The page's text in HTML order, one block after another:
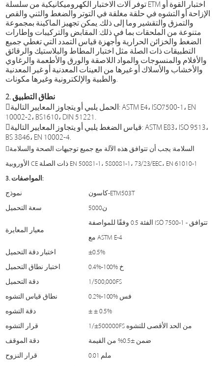
توفر آلات الاختبار الكهروميكانيكية من سلسلة ETM اختبار القوة أو
الإزاحة أو التشوه في حلقة مغلقة في التوتر والضغط والثني والقص
والتمزق والتقشير وما إلى ذلك. يمكن تجهيز الماكينة بمجموعة
متنوعة من الملحقات بما في ذلك: المقابض والتركيبات وإطارات
الضغط والخزائن الحرارية وأجهزة قياس التمدد التي تغطي جميع
التطبيقات ذات الصلة مثل اختبار المطاط والبلاستيك والرقائق
والأفلام والمنسوجات والمواد اللاصقة والورق والأطعمة والرغاوي
والأخشاب والأسلاك أو غيرها من العينات المعدنية أو غير المعدنية
والطبية والإلكترونية وغيرها مكونات.
2. نطاق التطبيق
الحمل يلبي أو يتجاوز المعايير التالية: ASTM E4، ISO7500-1، EN
10002-2، BS1610، DIN 51221.
قياس الضغط يلبي أو يتجاوز المعايير التالية: ASTM E83، ISO 9513،
BS 3846، EN 10002-4.
السلامة: يجب أن تتوافق هذه الآلة مع جميع توجيهات الصحة والسلامة
الأوروبية CE ذات الصلة EN 50081-1، 580081-1، 73/23/EEC، EN 61010-1
3. المواصفات:
نموذج
كاسون-ETM503T
سعة التحميل
5000ن
معيار المعايرة
الفئة 0.5 وفقًا للمواصفة ISO 7500-1 - تتوافق
مع ASTM E-4
اختبار دقة التحميل
±0.5%
اختبار نطاق التحميل
0.4%-100% خ
دقة التحميل
1/500,000FS
نطاق قياس التشوه
0.2%-100% فس
دقة التشوه
± ± 0.5%
قرار التشوه
1/±500000FS من الحد الأقصى للتشوه
دقة الموقف
ضمن ±0.5% من القيمة
قرار النزوح
0.01 ملم